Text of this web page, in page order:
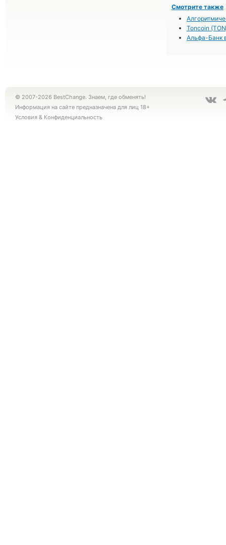
Смотрите также
Toncoin
Альфа-Банк
© 2007-2026 BestChange. Знаем, где обменять!
Информация на сайте предназначена для лиц 18+
Условия & Конфиденциальность